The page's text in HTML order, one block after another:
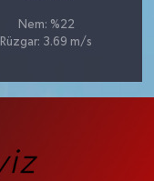
Nem: %22
Rüzgar: 3.69 m/s